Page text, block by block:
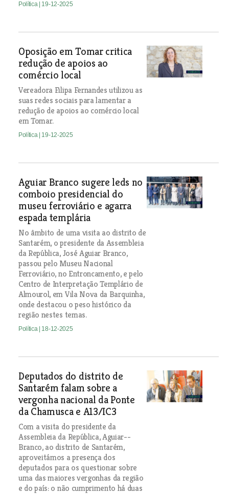
Política | 19-12-2025
Oposição em Tomar critica
redução de apoios ao
comércio local
Vereadora Filipa Fernandes utilizou as
suas redes sociais para lamentar a
redução de apoios ao comércio local
em Tomar.
Política | 19-12-2025
Aguiar Branco sugere leds no
comboio presidencial do
museu ferroviário e agarra
espada templária
No âmbito de uma visita ao distrito de
Santarém, o presidente da Assembleia
da República, José Aguiar Branco,
passou pelo Museu Nacional
Ferroviário, no Entroncamento, e pelo
Centro de Interpretação Templário de
Almourol, em Vila Nova da Barquinha,
onde destacou o peso histórico da
região nestes temas.
Política | 18-12-2025
Deputados do distrito de
Santarém falam sobre a
vergonha nacional da Ponte
da Chamusca e A13/IC3
Com a visita do presidente da
Assembleia da República, Aguiar--
Branco, ao distrito de Santarém,
aproveitámos a presença dos
deputados para os questionar sobre
uma das maiores vergonhas da região
e do país: o não cumprimento há duas